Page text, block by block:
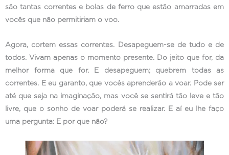
são tantas correntes e bolas de ferro que estão amarradas em
vocês que não permitiriam o voo.
Agora, cortem essas correntes. Desapeguem-se de tudo e de
todos. Vivam apenas o momento presente. Do jeito que for, da
melhor forma que for. E desapeguem; quebrem todas as
correntes. E eu garanto, que vocês aprenderão a voar. Pode ser
até que seja na imaginação, mas você se sentirá tão leve e tão
livre, que o sonho de voar poderá se realizar. E aí eu lhe faço
uma pergunta: E por que não?